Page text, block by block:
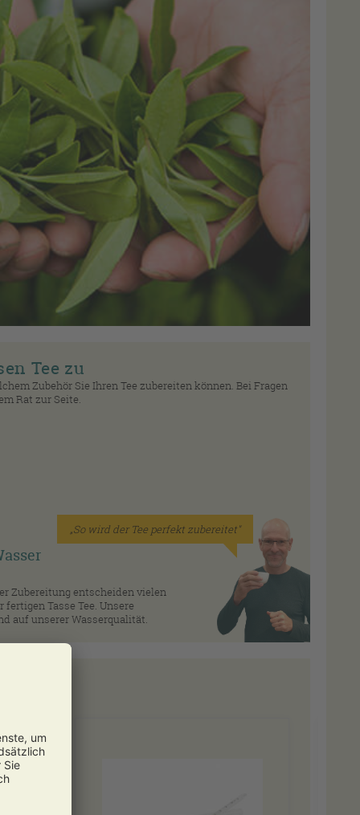
Tee zu
Zubehör Sie Ihren Tee zubereiten können. Bei Fragen
Rat zur Seite.
Zubereitung entscheiden vielen
Tasse Tee. Unsere
auf unserer Wasserqualität.
„So wird der Tee perfekt zubereitet"